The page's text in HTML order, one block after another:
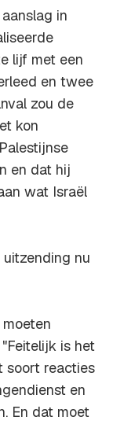
in
lijf met een
en twee
zou de
kon
en dat hij
wat Israël
nu
is het
soort reacties
en
En dat moet